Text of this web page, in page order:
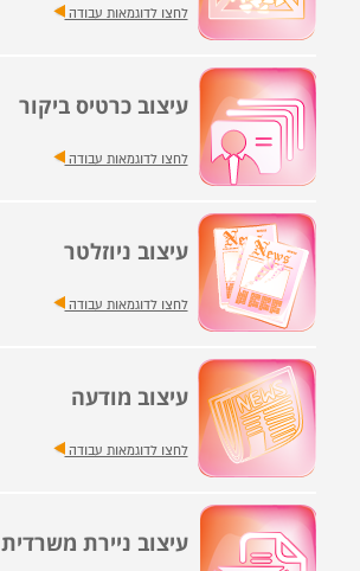
לחצו לדוגמאות עבודה
עיצוב כרטיס ביקור
לחצו לדוגמאות עבודה
עיצוב ניוזלטר
לחצו לדוגמאות עבודה
עיצוב מודעה
לחצו לדוגמאות עבודה
עיצוב ניירת משרדית